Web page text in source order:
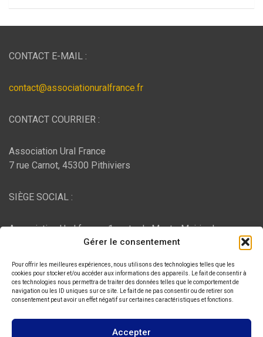
Gérer le consentement
Pour offrir les meilleures expériences, nous utilisons des technologies telles que les
cookies pour stocker et/ou accéder aux informations des appareils. Le fait de consentir à
ces technologies nous permettra de traiter des données telles que le comportement de
navigation ou les ID uniques sur ce site. Le fait de ne pas consentir ou de retirer son
consentement peut avoir un effet négatif sur certaines caractéristiques et fonctions.
Accepter
CONTACT E-MAIL :
contact@associationuralfrance.fr
CONTACT COURRIER :
Association Ural France
7 rue Carnot, 45300 Pithiviers
SIÈGE SOCIAL :
Association Ural france, 1 route du Mont - Mairie de
Bujaleuf, 87460 Bujaleuf
HÉBERGEMENT :
, Chemin des Pardiaux, 63000 Clermont-Ferrand